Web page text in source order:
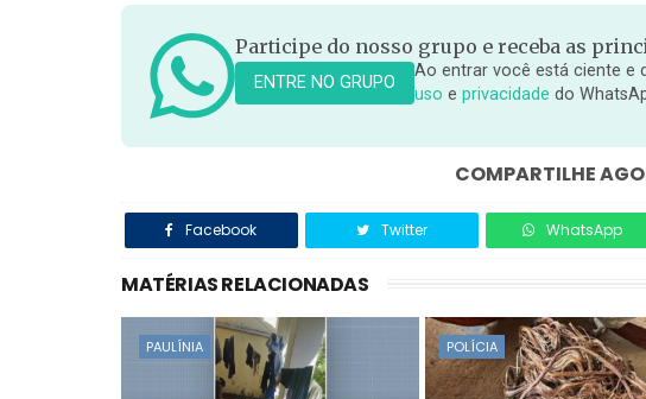
Participe do nosso grupo e receba as
ENTRE NO GRUPO
Ao entrar você está ciente e
uso e privacidade do
COMPARTILHE
Facebook Twitter WhatsApp
MATÉRIAS RELACIONADAS
PAULÍNIA POLÍCIA